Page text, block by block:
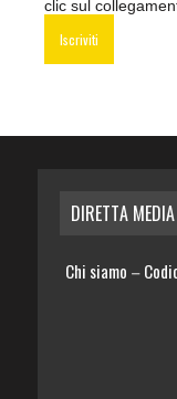
clic sul
DIRETTA
Chi siamo –